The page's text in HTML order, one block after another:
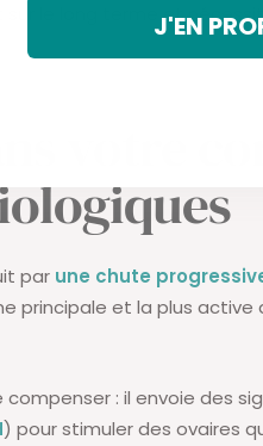
le long terme et
votre
par une chute
principale et la plus active
: il envoie des
) pour stimuler des ovaires
J'EN